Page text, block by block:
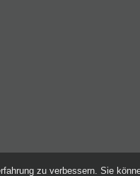
zu verbessern. Sie